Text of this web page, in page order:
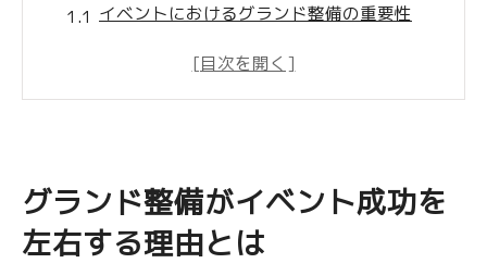
イベントにおけるグランド整備の重要性
グランド整備がもたらす参加者への影響
プロフェッショナルの視点から見たグラン
ド整備の役割
グランド整備がイベント成功を
左右する理由とは